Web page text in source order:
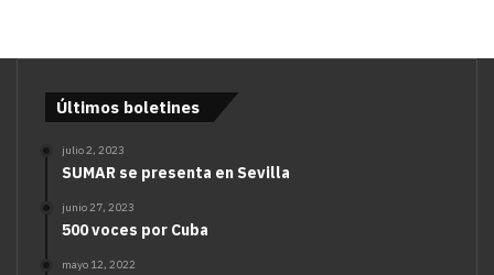
Últimos boletines
julio 2, 2023
SUMAR se presenta en Sevilla
junio 27, 2023
500 voces por Cuba
mayo 12, 2022